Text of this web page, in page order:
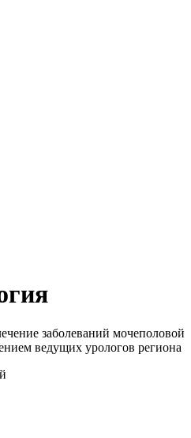
заболеваний мочеполовой
ведущих урологов региона